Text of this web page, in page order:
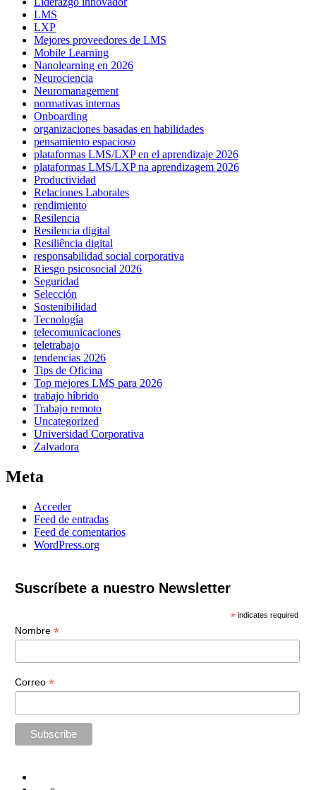
LMS
LXP
Mejores proveedores de LMS
Mobile Learning
Nanolearning en 2026
Neurociencia
Neuromanagement
normativas internas
Onboarding
organizaciones basadas en habilidades
pensamiento espacioso
plataformas LMS/LXP en el aprendizaje 2026
plataformas LMS/LXP na aprendizagem 2026
Productividad
Relaciones Laborales
rendimiento
Resilencia
Resilencia digital
Resiliência digital
responsabilidad social corporativa
Riesgo psicosocial 2026
Seguridad
Selección
Sostenibilidad
Tecnología
telecomunicaciones
teletrabajo
tendencias 2026
Tips de Oficina
Top mejores LMS para 2026
trabajo híbrido
Trabajo remoto
Uncategorized
Universidad Corporativa
Zalvadora
Meta
Acceder
Feed de entradas
Feed de comentarios
WordPress.org
Suscríbete a nuestro Newsletter
* indicates required
Nombre *
Correo *